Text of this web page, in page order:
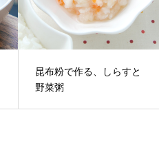
昆布粉で作る、しらすと
野菜粥